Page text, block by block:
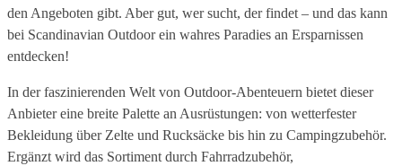
den Angeboten gibt. Aber gut, wer sucht, der findet – und das kann
bei Scandinavian Outdoor ein wahres Paradies an Ersparnissen
entdecken!
In der faszinierenden Welt von Outdoor-Abenteuern bietet dieser
Anbieter eine breite Palette an Ausrüstungen: von wetterfester
Bekleidung über Zelte und Rucksäcke bis hin zu Campingzubehör.
Ergänzt wird das Sortiment durch Fahrradzubehör,